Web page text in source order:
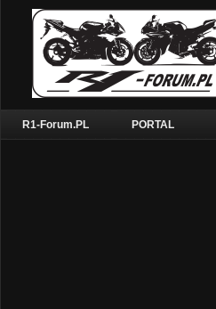
R1-Forum.PL PORTAL